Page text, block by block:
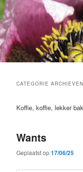
Spring
naar
de
primaire
inhoud
Spring
naar
de
secundaire
inhoud
CATEGORIE
Koffie, koffie, lekker
Wants
Geplaatst op17/06/25